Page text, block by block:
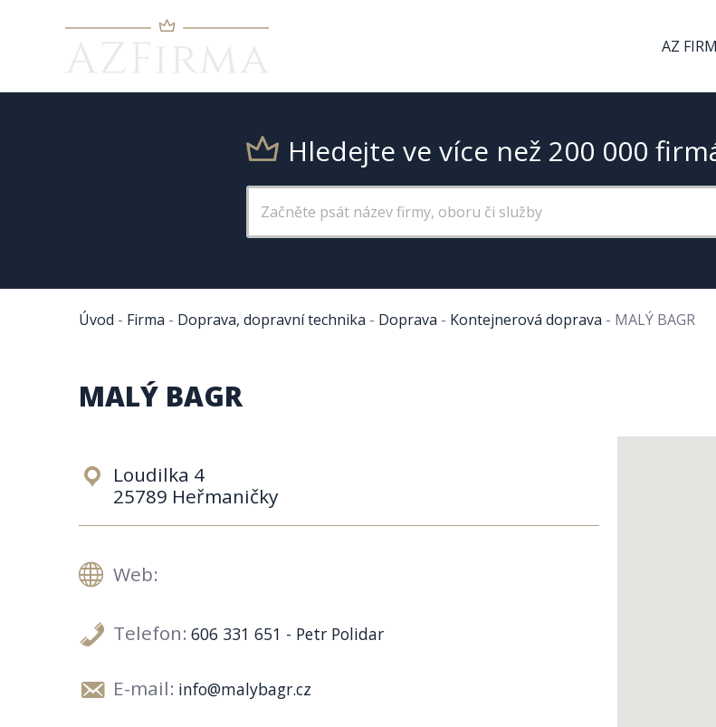
AZ
Hledejte ve více než 200 000
Úvod - Firma - Doprava, dopravní technika - Doprava - Kontejnerová doprava - MALÝ BAGR
MALÝ BAGR
Loudilka 4
25789 Heřmaničky
Web:
Telefon: 606 331 651 - Petr Polidar
E-mail: info@malybagr.cz